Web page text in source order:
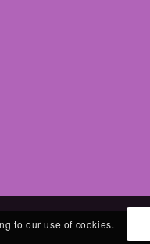
to our use of cookies.